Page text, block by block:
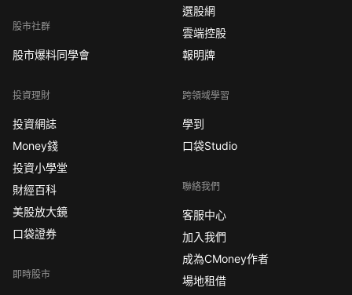
股市社群
股市爆料同學會
投資理財
投資網誌
Money錢
投資小學堂
財經百科
美股放大鏡
口袋證券
即時股市
選股網
雲端控股
報明牌
跨領域學習
學到
口袋Studio
聯絡我們
客服中心
加入我們
成為CMoney作者
場地租借